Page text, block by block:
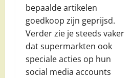
bepaalde artikelen
goedkoop zijn geprijsd.
Verder zie je steeds vaker
dat supermarkten ook
speciale acties op hun
social media accounts